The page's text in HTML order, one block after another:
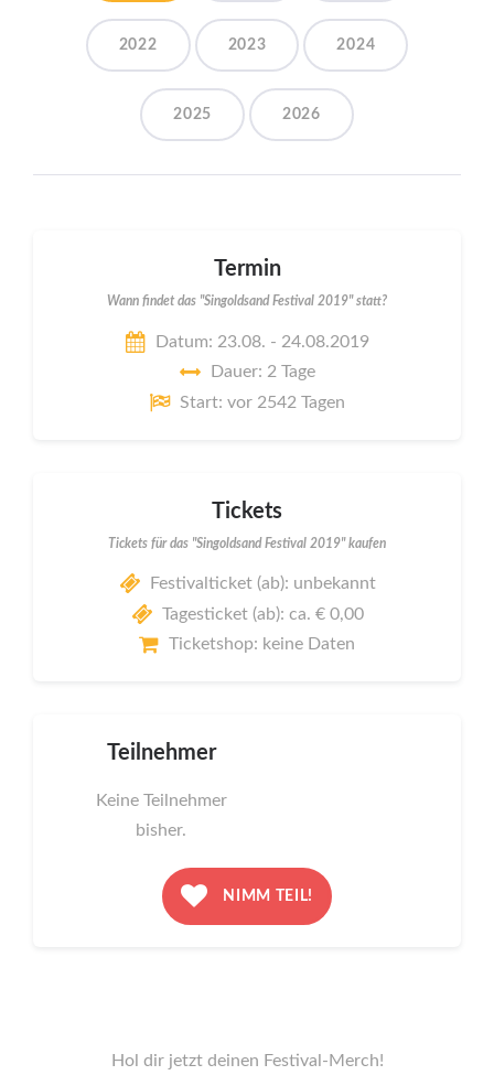
2022 2023 2024
2025 2026
Termin
Wann findet das "Singoldsand Festival 2019" statt?
Datum: 23.08. - 24.08.2019
Dauer: 2 Tage
Start: vor 2542 Tagen
Tickets
Tickets für das "Singoldsand Festival 2019" kaufen
Festivalticket (ab): unbekannt
Tagesticket (ab): ca. € 0,00
Ticketshop: keine Daten
Teilnehmer
Keine Teilnehmer
bisher.
NIMM TEIL!
Hol dir jetzt deinen Festival-Merch!